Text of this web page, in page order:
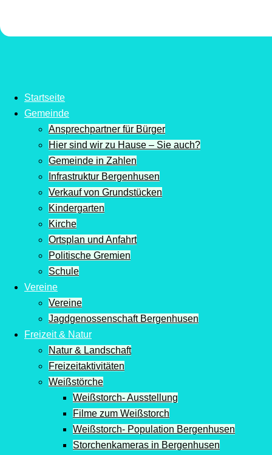
Startseite
Gemeinde
Ansprechpartner für Bürger
Hier sind wir zu Hause – Sie auch?
Gemeinde in Zahlen
Infrastruktur Bergenhusen
Verkauf von Grundstücken
Kindergarten
Kirche
Ortsplan und Anfahrt
Politische Gremien
Schule
Vereine
Vereine
Jagdgenossenschaft Bergenhusen
Freizeit & Natur
Natur & Landschaft
Freizeitaktivitäten
Weißstörche
Weißstorch- Ausstellung
Filme zum Weißstorch
Weißstorch- Population Bergenhusen
Storchenkameras in Bergenhusen